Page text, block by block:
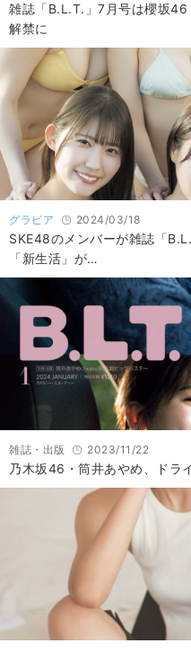
雑誌「B.L.T.」7月号は櫻坂46
解禁に
グラビア 2024/03/18
SKE48のメンバーが雑誌「
「新生活」が…
雑誌・出版 2023/11/22
乃木坂46・筒井あやめ、ドラ